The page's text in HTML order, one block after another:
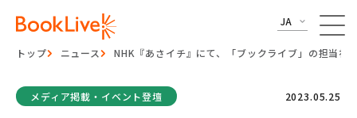
JA
トップ ニュース NHK『あさイチ』にて、「ブックライブ」の担当社
メディア掲載・イベント登壇 2023.05.25